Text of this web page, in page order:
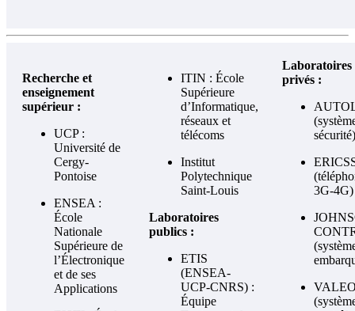
Recherche et
enseignement
supérieur :
UCP :
Université de
Cergy-
Pontoise
ENSEA :
École
Nationale
Supérieure de
l’Électronique
et de ses
Applications
ITIN : École
Supérieure
d’Informatique,
réseaux et
télécoms
Institut
Polytechnique
Saint-Louis
Laboratoires
publics :
ETIS
(ENSEA-
UCP-CNRS) :
Équipe
Laboratoires
privés :
sécurité)
3G-4G)